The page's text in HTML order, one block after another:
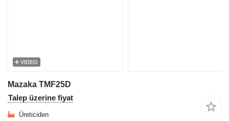
VIDEO
Mazaka TMF25D
Talep üzerine fiyat
Üreticiden